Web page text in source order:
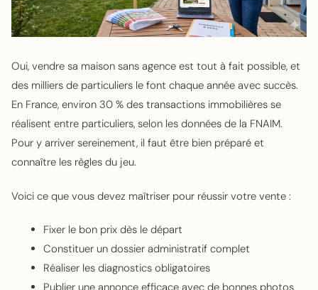
Oui, vendre sa maison sans agence est tout à fait possible, et
des milliers de particuliers le font chaque année avec succès.
En France, environ 30 % des transactions immobilières se
réalisent entre particuliers, selon les données de la FNAIM.
Pour y arriver sereinement, il faut être bien préparé et
connaître les règles du jeu.
Voici ce que vous devez maîtriser pour réussir votre vente :
Fixer le bon prix dès le départ
Constituer un dossier administratif complet
Réaliser les diagnostics obligatoires